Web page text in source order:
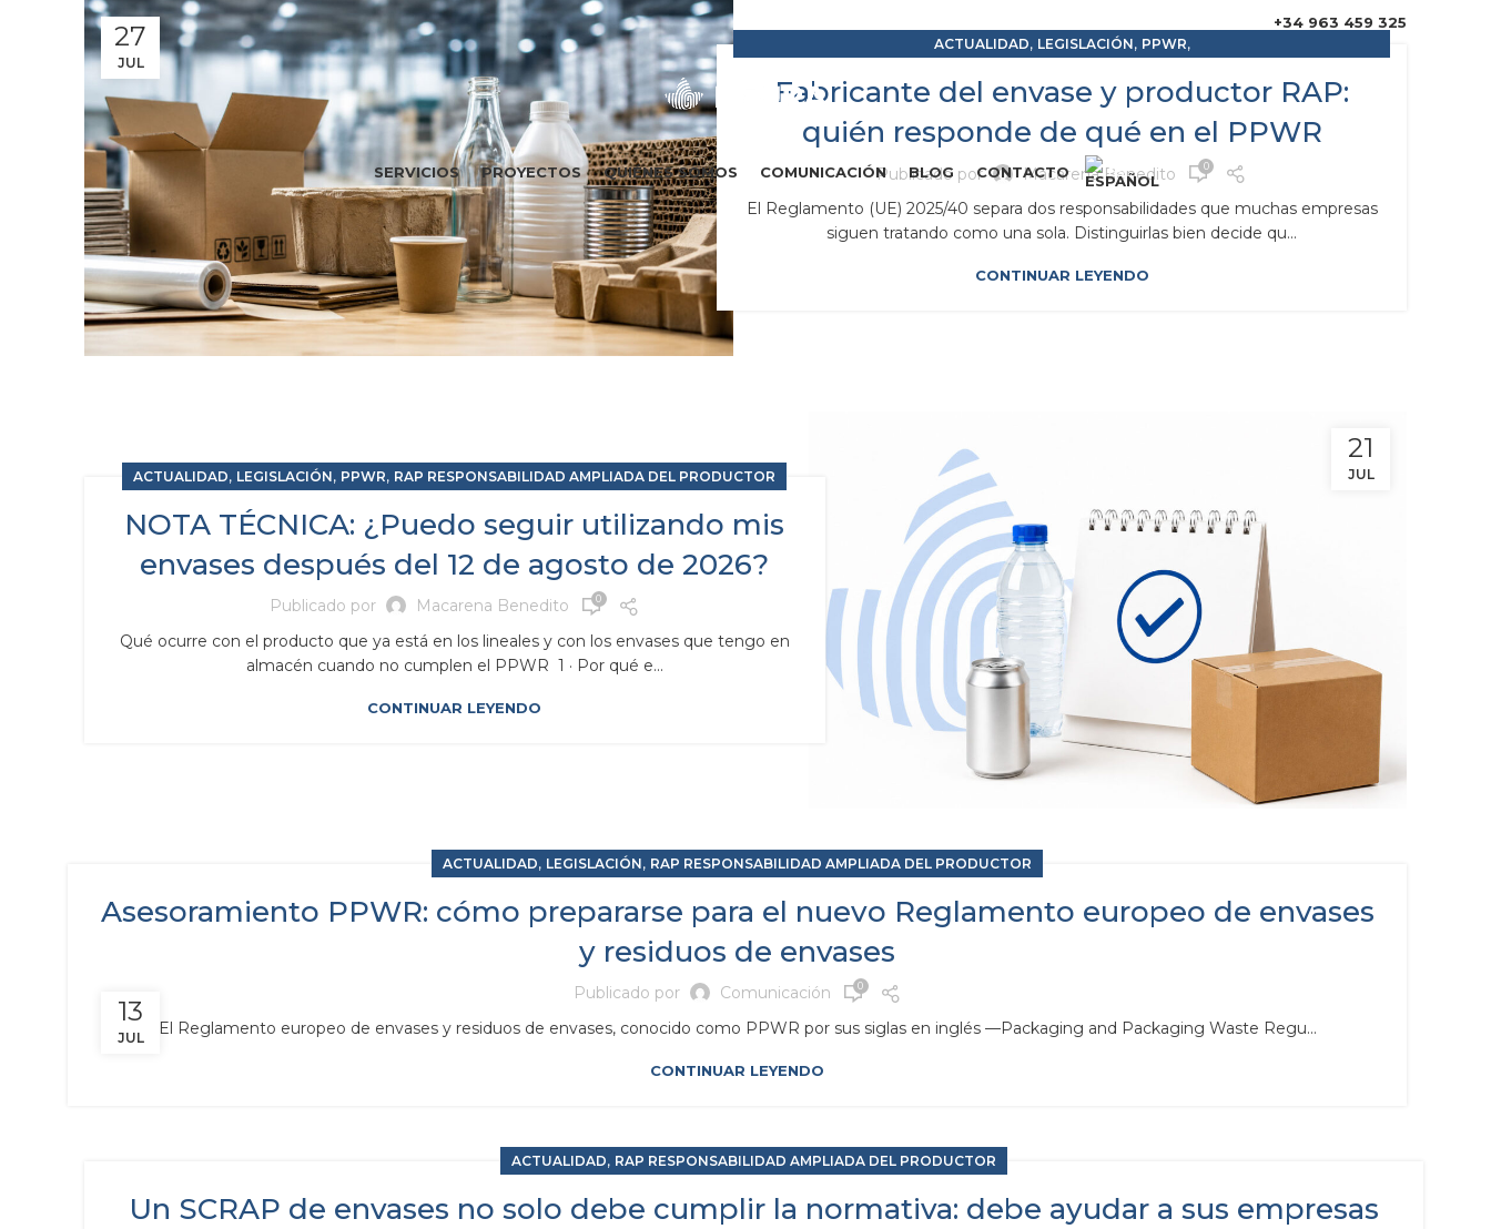
+34 963 459 325
SERVICIOS PROYECTOS QUIÉNES SOMOS COMUNICACIÓN BLOG CONTACTO
27
JUL
ACTUALIDAD, LEGISLACIÓN, PPWR,
Fabricante del envase y productor RAP:
quién responde de qué en el PPWR
Publicado por Macarena Benedito 0
El Reglamento (UE) 2025/40 separa dos responsabilidades que muchas empresas
siguen tratando como una sola. Distinguirlas bien decide qu...
CONTINUAR LEYENDO
21
JUL
ACTUALIDAD, LEGISLACIÓN, PPWR, RAP RESPONSABILIDAD AMPLIADA DEL PRODUCTOR
NOTA TÉCNICA: ¿Puedo seguir utilizando mis
envases después del 12 de agosto de 2026?
Publicado por Macarena Benedito 0
Qué ocurre con el producto que ya está en los lineales y con los envases que tengo en
almacén cuando no cumplen el PPWR 1 · Por qué e...
CONTINUAR LEYENDO
13
JUL
ACTUALIDAD, LEGISLACIÓN, RAP RESPONSABILIDAD AMPLIADA DEL PRODUCTOR
Asesoramiento PPWR: cómo prepararse para el nuevo Reglamento europeo de envases
y residuos de envases
Publicado por Comunicación 0
El Reglamento europeo de envases y residuos de envases, conocido como PPWR por sus siglas en inglés —Packaging and Packaging Waste Regu...
CONTINUAR LEYENDO
ACTUALIDAD, RAP RESPONSABILIDAD AMPLIADA DEL PRODUCTOR
Un SCRAP de envases no solo debe cumplir la normativa: debe ayudar a sus empresas